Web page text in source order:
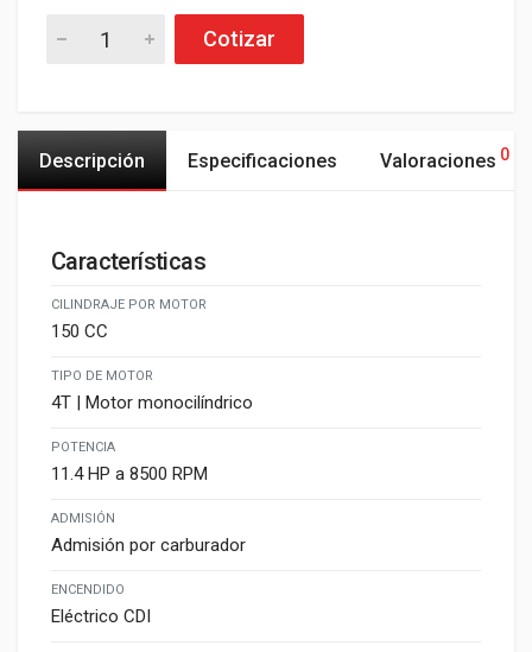
Cotizar
Descripción Especificaciones Valoraciones 0
Características
CILINDRAJE POR MOTOR
150 CC
TIPO DE MOTOR
4T | Motor monocilíndrico
POTENCIA
11.4 HP a 8500 RPM
ADMISIÓN
Admisión por carburador
ENCENDIDO
Eléctrico CDI